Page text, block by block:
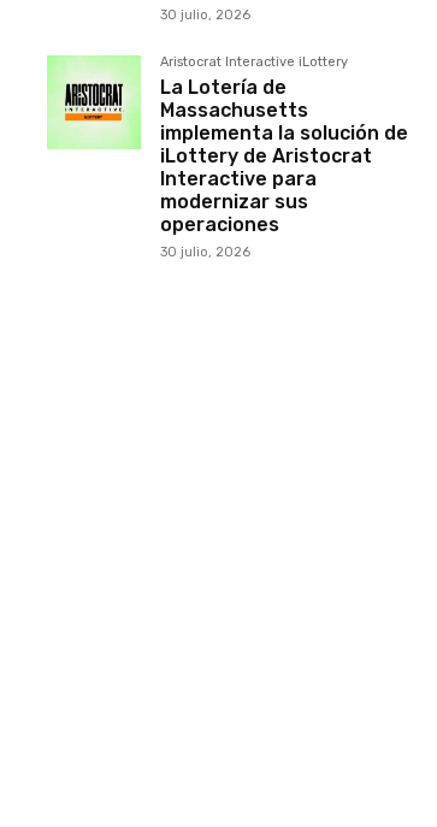
30 julio, 2026
Aristocrat Interactive iLottery
La Lotería de
Massachusetts
implementa la solución de
iLottery de Aristocrat
Interactive para
modernizar sus
operaciones
30 julio, 2026